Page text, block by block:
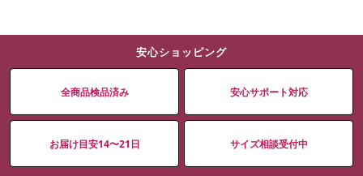
安心ショッピング
全商品検品済み 安心サポート対応
お届け目安14〜21日 サイズ相談受付中